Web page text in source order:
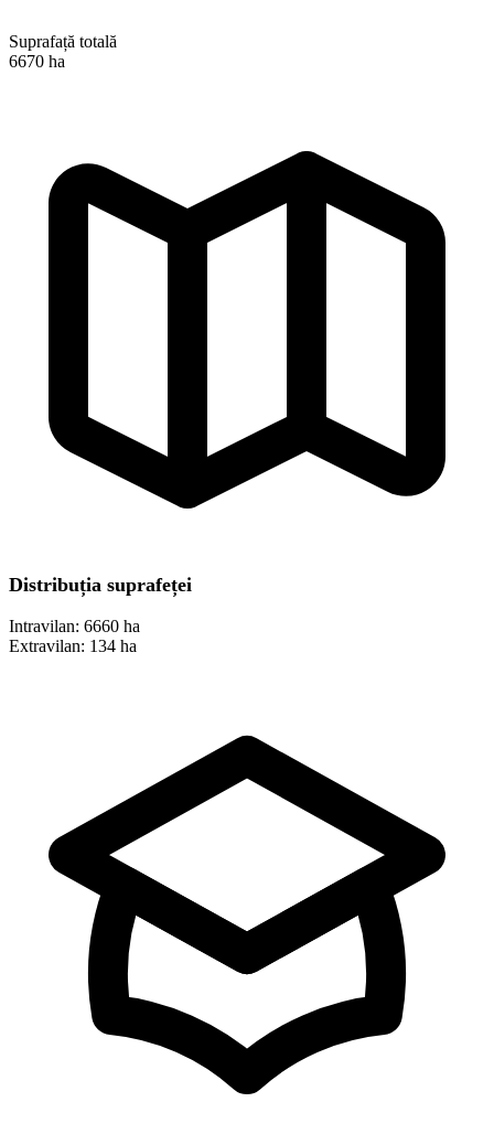
Suprafață totală
6670 ha
Distribuția suprafeței
Intravilan: 6660 ha
Extravilan: 134 ha